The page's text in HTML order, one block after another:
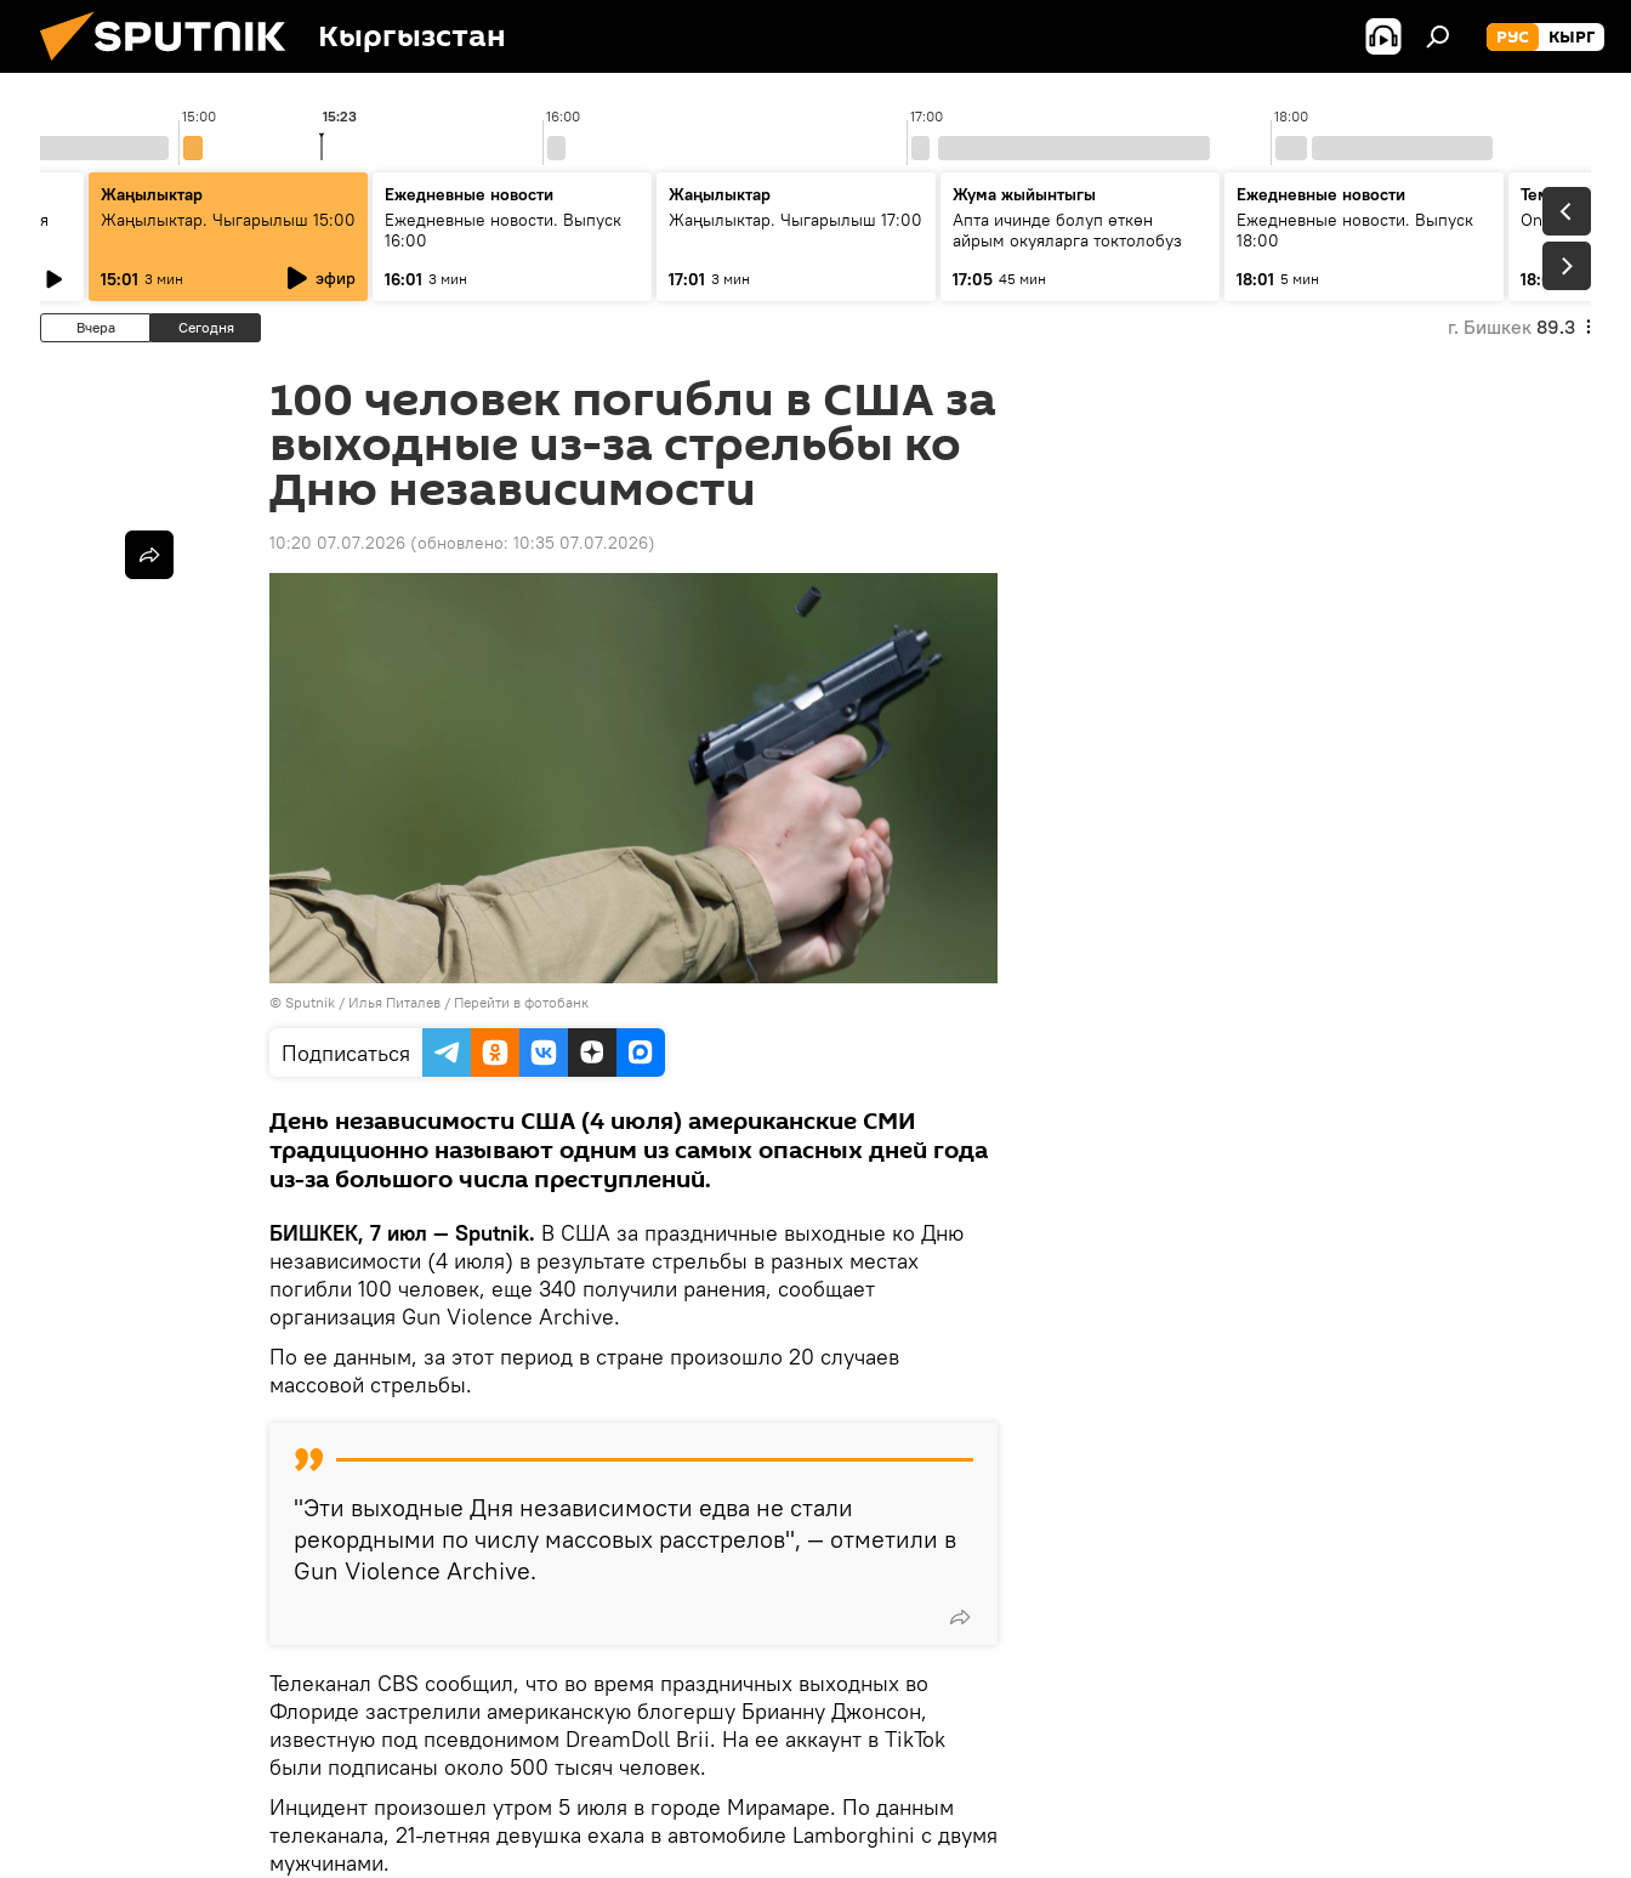
Кыргызстан РУС КЫРГ
15:00 16:00 17:00 18:00
15:23
Жаңылыктар
Жаңылыктар. Чыгарылыш 15:00
15:01 3 мин эфир
Ежедневные новости
Ежедневные новости. Выпуск
16:00
16:01 3 мин
Жаңылыктар
Жаңылыктар. Чыгарылыш 17:00
17:01 3 мин
Жума жыйынтыгы
Апта ичинде болуп өткөн
айрым окуяларга токтолобуз
17:05 45 мин
Ежедневные новости
Ежедневные новости. Выпуск
18:00
18:01 5 мин
Тема дня
On air
18:07
Вчера Сегодня г. Бишкек 89.3
100 человек погибли в США за
выходные из-за стрельбы ко
Дню независимости
10:20 07.07.2026 (обновлено: 10:35 07.07.2026)
© Sputnik / Илья Питалев / Перейти в фотобанк
Подписаться
День независимости США (4 июля) американские СМИ
традиционно называют одним из самых опасных дней года
из-за большого числа преступлений.
БИШКЕК, 7 июл — Sputnik. В США за праздничные выходные ко Дню
независимости (4 июля) в результате стрельбы в разных местах
погибли 100 человек, еще 340 получили ранения, сообщает
организация Gun Violence Archive.
По ее данным, за этот период в стране произошло 20 случаев
массовой стрельбы.
"Эти выходные Дня независимости едва не стали
рекордными по числу массовых расстрелов", — отметили в
Gun Violence Archive.
Телеканал CBS сообщил, что во время праздничных выходных во
Флориде застрелили американскую блогершу Брианну Джонсон,
известную под псевдонимом DreamDoll Brii. На ее аккаунт в TikTok
были подписаны около 500 тысяч человек.
Инцидент произошел утром 5 июля в городе Мирамаре. По данным
телеканала, 21-летняя девушка ехала в автомобиле Lamborghini с двумя
мужчинами.